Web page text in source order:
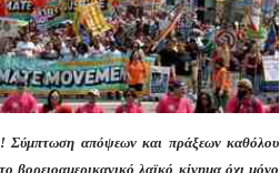
Σύμπτωση απόψεων και πράξεων καθόλου
βορειοαμερικανικό λαϊκό κίνημα όχι μόνο